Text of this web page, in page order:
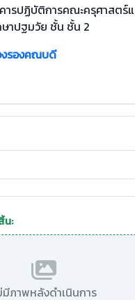
ารปฏิบัติการคณะครุศาสตร์
าปฐมวัย ชั้น ชั้น 2
รองคณบดี
น:
มีภาพหลังดำเนินการ